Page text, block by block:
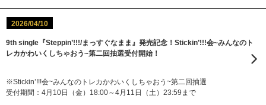
2026/04/10
9th single『Steppin’!!!/まっすぐなまま』発売記念！Stickin’!!!会~みんなのト
レカかわいくしちゃおう~第二回抽選受付開始！
※Stickin’!!!会~みんなのトレカかわいくしちゃおう~第二回抽選
受付期間：4月10日（金）18:00～4月11日（土）23:59まで